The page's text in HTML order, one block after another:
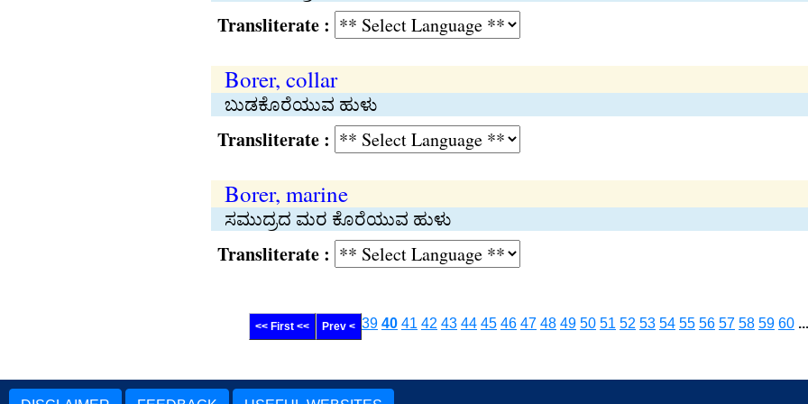
Transliterate :
Borer, collar
ಬುಡಕೊರೆಯುವ ಹುಳು
Transliterate :
Borer, marine
ಸಮುದ್ರದ ಮರ ಕೊರೆಯುವ ಹುಳು
Transliterate :
<< First << Prev < 39 40 41 42 43 44 45 46 47 48 49 50 51 52 53 54 55 56 57 58 59 60